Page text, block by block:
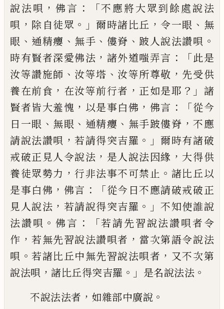
說法唄 ，佛言 ：「不應將大眾到餘處說法
唄 ， 除自徒眾 。」爾時諸比丘 ，令一眼 、 無
眼 、 通精癭 、 無手 、 僂脊 、 跛人說法讚唄 。
時有賢者深愛佛法 ， 諸外道嗤弄言 ：「此是
汝等讚施師 、 汝等塔 、 汝等所尊敬 ， 先受供
養在前食 ， 在汝等前行者 ， 正如是耶 ？」 諸
賢者皆大羞愧 ， 以是事白佛 ， 佛言 ：「從今
日一眼 、 無眼 、 通精癭 、 無手跛僂脊 ，不應
請說法讚唄 ，若請得突吉羅 。」爾時有諸破
戒破正見人令說法 ， 是人說法因緣 ， 大得供
養徒眾勢力 ，行非法事不可禁 止 。 諸比丘以
是事白佛 ， 佛言 ：「從今 日不應請破戒破正
見人說法 ， 若請說得突吉羅 。」不知使誰說
法讚唄 。佛言 ：「若請先習說法讚唄者令
作 ，若無先習說法讚唄者 ， 當次第語令說法
唄 。若諸比丘中無先習說法唄者 ， 又不次第
說法唄 ， 諸比丘得突吉羅 。」 是名說法法 。
不說法法者 ， 如雜部中廣說 。